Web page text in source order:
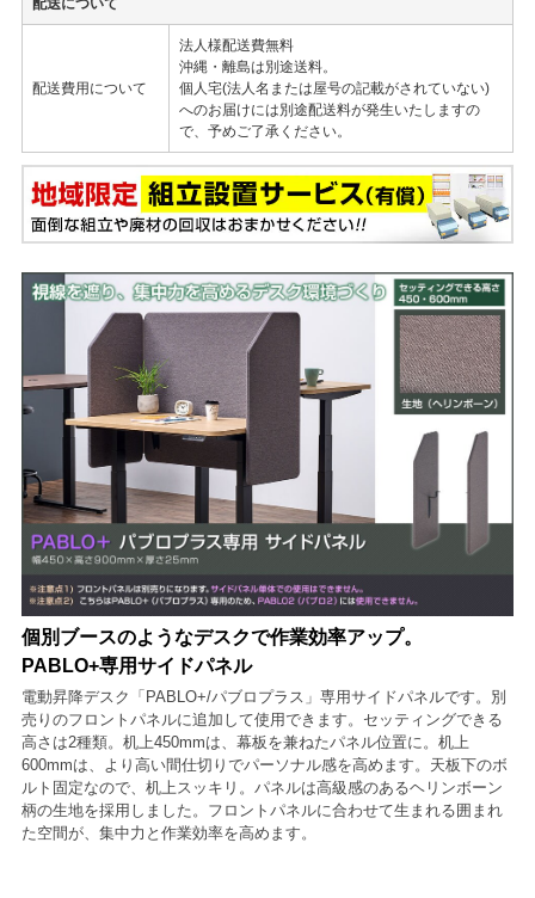
配送費用について
法人様配送費無料
沖縄・離島は別途送料。
個人宅(法人名または屋号の記載がされていない)
へのお届けには別途配送料が発生いたしますの
で、予めご了承ください。
個別ブースのようなデスクで作業効率アップ。
PABLO+専用サイドパネル
電動昇降デスク「PABLO+/パブロプラス」専用サイドパネルです。別
売りのフロントパネルに追加して使用できます。セッティングできる
高さは2種類。机上450mmは、幕板を兼ねたパネル位置に。机上
600mmは、より高い間仕切りでパーソナル感を高めます。天板下のボ
ルト固定なので、机上スッキリ。パネルは高級感のあるヘリンボーン
柄の生地を採用しました。フロントパネルに合わせて生まれる囲まれ
た空間が、集中力と作業効率を高めます。